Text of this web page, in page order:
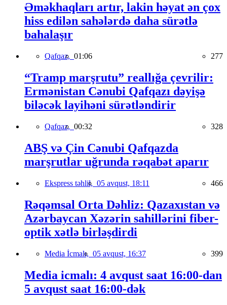
Əməkhaqları artır, lakin həyat ən çox
hiss edilən sahələrdə daha sürətlə
bahalaşır
Qafqaz, 01:06 277
“Tramp marşrutu” reallığa çevrilir:
Ermənistan Cənubi Qafqazı dəyişə
biləcək layihəni sürətləndirir
Qafqaz, 00:32 328
ABŞ və Çin Cənubi Qafqazda
marşrutlar uğrunda rəqabət aparır
Ekspress təhlil, 05 avqust, 18:11 466
Rəqəmsal Orta Dəhliz: Qazaxıstan və
Azərbaycan Xəzərin sahillərini fiber-
optik xətlə birləşdirdi
Media İcmalı, 05 avqust, 16:37 399
Media icmalı: 4 avqust saat 16:00-dan
5 avqust saat 16:00-dək